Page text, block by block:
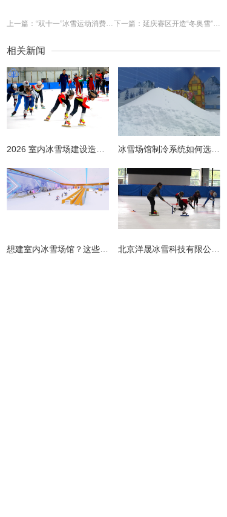
上一篇：“双十一”冰雪运动消费再创新高 下一篇：延庆赛区开造“冬奥雪” 预计1月中旬完成所有造雪任务
相关新闻
冰雪场馆制冷系统如何选择更节能？从设计到运维的全链路节能指南
北京洋晟冰雪科技有限公司扎根首都北京，是国内领先的室内冰雪场馆建设一站式服务商。